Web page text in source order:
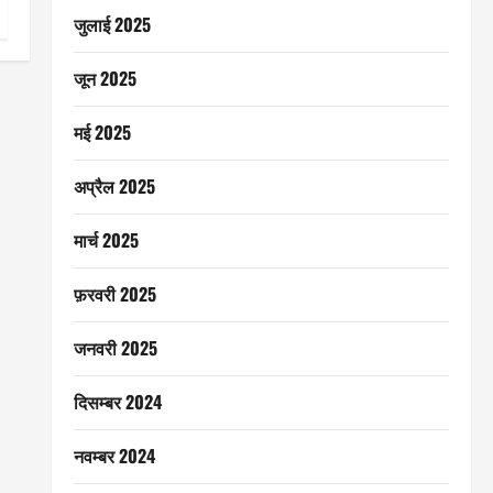
जुलाई 2025
जून 2025
मई 2025
अप्रैल 2025
मार्च 2025
फ़रवरी 2025
जनवरी 2025
दिसम्बर 2024
नवम्बर 2024